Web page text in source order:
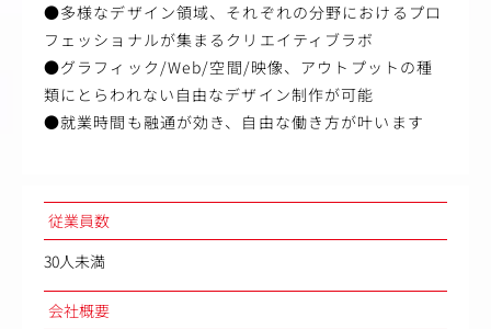
●多様なデザイン領域、それぞれの分野におけるプロ
フェッショナルが集まるクリエイティブラボ
●グラフィック/Web/空間/映像、アウトプットの種
類にとらわれない自由なデザイン制作が可能
●就業時間も融通が効き、自由な働き方が叶います
従業員数
30人未満
会社概要